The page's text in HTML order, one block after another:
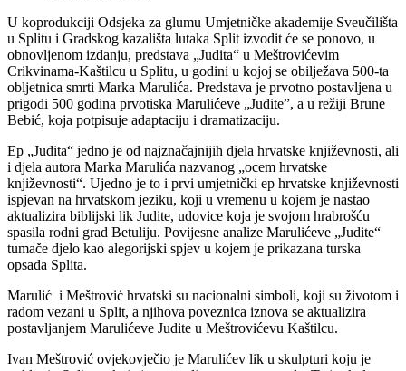
U koprodukciji Odsjeka za glumu Umjetničke akademije Sveučilišta
u Splitu i Gradskog kazališta lutaka Split izvodit će se ponovo, u
obnovljenom izdanju, predstava „Judita“ u Meštrovićevim
Crikvinama-Kaštilcu u Splitu, u godini u kojoj se obilježava 500-ta
obljetnica smrti Marka Marulića. Predstava je prvotno postavljena u
prigodi 500 godina prvotiska Marulićeve „Judite”, a u režiji Brune
Bebić, koja potpisuje adaptaciju i dramatizaciju.
Ep „Judita“ jedno je od najznačajnijih djela hrvatske književnosti, ali
i djela autora Marka Marulića nazvanog „ocem hrvatske
književnosti“. Ujedno je to i prvi umjetnički ep hrvatske književnosti
ispjevan na hrvatskom jeziku, koji u vremenu u kojem je nastao
aktualizira biblijski lik Judite, udovice koja je svojom hrabrošću
spasila rodni grad Betuliju. Povijesne analize Marulićeve „Judite“
tumače djelo kao alegorijski spjev u kojem je prikazana turska
opsada Splita.
Marulić i Meštrović hrvatski su nacionalni simboli, koji su životom i
radom vezani u Split, a njihova poveznica iznova se aktualizira
postavljanjem Marulićeve Judite u Meštrovićevu Kaštilcu.
Ivan Meštrović ovjekovječio je Marulićev lik u skulpturi koju je